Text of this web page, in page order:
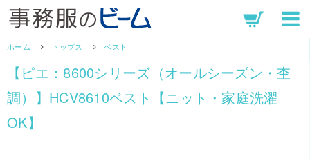
ホーム トップス ベスト
【ピエ：8600シリーズ（オールシーズン・杢
調）】HCV8610ベスト【ニット・家庭洗濯
OK】